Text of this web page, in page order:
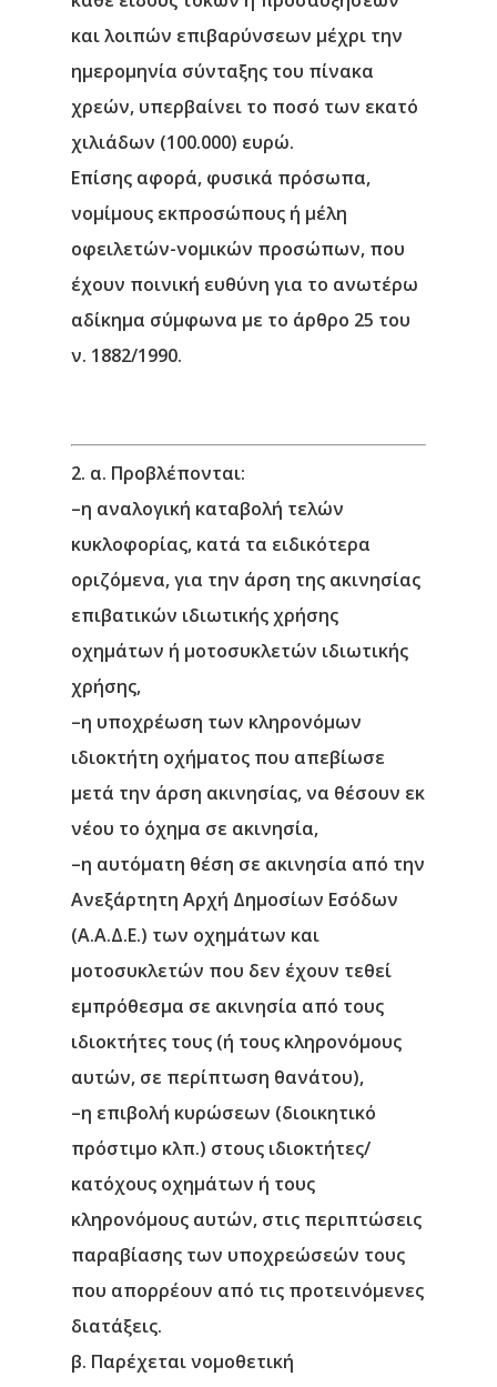
και λοιπών επιβαρύνσεων μέχρι την
ημερομηνία σύνταξης του πίνακα
χρεών, υπερβαίνει το ποσό των εκατό
χιλιάδων (100.000) ευρώ.
Επίσης αφορά, φυσικά πρόσωπα,
νομίμους εκπροσώπους ή μέλη
οφειλετών-νομικών προσώπων, που
έχουν ποινική ευθύνη για το ανωτέρω
αδίκημα σύμφωνα με το άρθρο 25 του
ν. 1882/1990.
2. α. Προβλέπονται:
–η αναλογική καταβολή τελών
κυκλοφορίας, κατά τα ειδικότερα
οριζόμενα, για την άρση της ακινησίας
επιβατικών ιδιωτικής χρήσης
οχημάτων ή μοτοσυκλετών ιδιωτικής
χρήσης,
–η υποχρέωση των κληρονόμων
ιδιοκτήτη οχήματος που απεβίωσε
μετά την άρση ακινησίας, να θέσουν εκ
νέου το όχημα σε ακινησία,
–η αυτόματη θέση σε ακινησία από την
Ανεξάρτητη Αρχή Δημοσίων Εσόδων
(Α.Α.Δ.Ε.) των οχημάτων και
μοτοσυκλετών που δεν έχουν τεθεί
εμπρόθεσμα σε ακινησία από τους
ιδιοκτήτες τους (ή τους κληρονόμους
αυτών, σε περίπτωση θανάτου),
–η επιβολή κυρώσεων (διοικητικό
πρόστιμο κλπ.) στους ιδιοκτήτες/
κατόχους οχημάτων ή τους
κληρονόμους αυτών, στις περιπτώσεις
παραβίασης των υποχρεώσεών τους
που απορρέουν από τις προτεινόμενες
διατάξεις.
β. Παρέχεται νομοθετική